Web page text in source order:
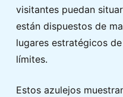
visitantes puedan
están dispuestos de
lugares estratégicos
límites.
Estos azulejos